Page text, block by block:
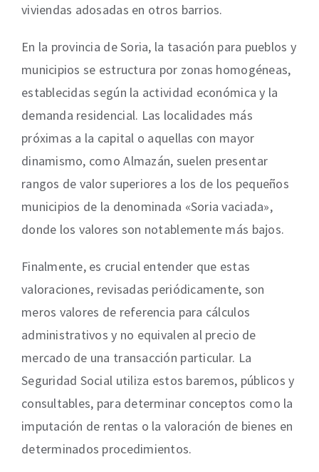
viviendas adosadas en otros barrios.
En la provincia de Soria, la tasación para pueblos y
municipios se estructura por zonas homogéneas,
establecidas según la actividad económica y la
demanda residencial. Las localidades más
próximas a la capital o aquellas con mayor
dinamismo, como Almazán, suelen presentar
rangos de valor superiores a los de los pequeños
municipios de la denominada «Soria vaciada»,
donde los valores son notablemente más bajos.
Finalmente, es crucial entender que estas
valoraciones, revisadas periódicamente, son
meros valores de referencia para cálculos
administrativos y no equivalen al precio de
mercado de una transacción particular. La
Seguridad Social utiliza estos baremos, públicos y
consultables, para determinar conceptos como la
imputación de rentas o la valoración de bienes en
determinados procedimientos.